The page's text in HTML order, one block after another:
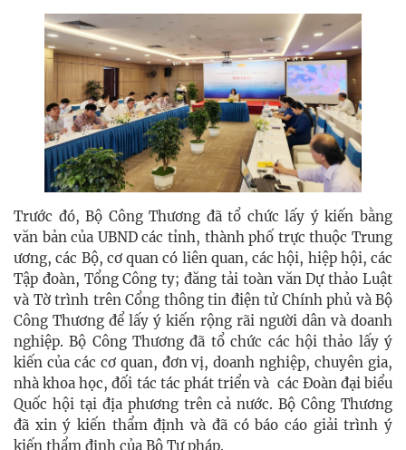
Trước đó, Bộ Công Thương đã tổ chức lấy ý kiến bằng
văn bản của UBND các tỉnh, thành phố trực thuộc Trung
ương, các Bộ, cơ quan có liên quan, các hội, hiệp hội, các
Tập đoàn, Tổng Công ty; đăng tải toàn văn Dự thảo Luật
và Tờ trình trên Cổng thông tin điện tử Chính phủ và Bộ
Công Thương để lấy ý kiến rộng rãi người dân và doanh
nghiệp. Bộ Công Thương đã tổ chức các hội thảo lấy ý
kiến của các cơ quan, đơn vị, doanh nghiệp, chuyên gia,
nhà khoa học, đối tác tác phát triển và các Đoàn đại biểu
Quốc hội tại địa phương trên cả nước. Bộ Công Thương
đã xin ý kiến thẩm định và đã có báo cáo giải trình ý
kiến thẩm định của Bộ Tư pháp.